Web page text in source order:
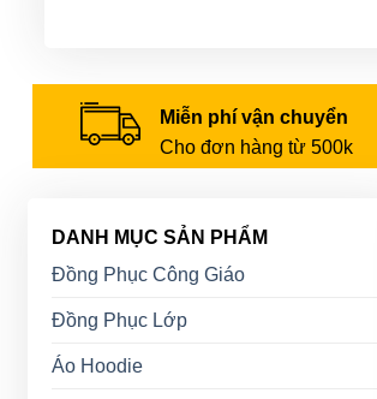
Miễn phí vận chuyển
Cho đơn hàng từ 500k
DANH MỤC SẢN PHẨM
Đồng Phục Công Giáo
Đồng Phục Lớp
Áo Hoodie